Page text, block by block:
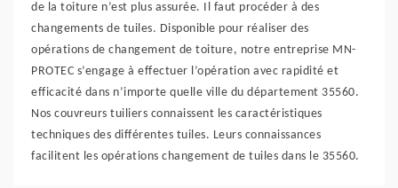
de la toiture n’est plus assurée. Il faut procéder à des
changements de tuiles. Disponible pour réaliser des
opérations de changement de toiture, notre entreprise MN-
PROTEC s’engage à effectuer l’opération avec rapidité et
efficacité dans n’importe quelle ville du département 35560.
Nos couvreurs tuiliers connaissent les caractéristiques
techniques des différentes tuiles. Leurs connaissances
facilitent les opérations changement de tuiles dans le 35560.